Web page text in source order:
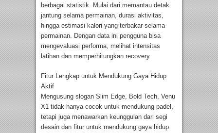
berbagai statistik. Mulai dari memantau detak
jantung selama permainan, durasi aktivitas,
hingga estimasi kalori yang terbakar selama
permainan. Dengan data ini pengguna bisa
mengevaluasi performa, melihat intensitas
latihan dan memperhitungkan recovery.
Fitur Lengkap untuk Mendukung Gaya Hidup
Aktif
Mengusung slogan Slim Edge, Bold Tech, Venu
X1 tidak hanya cocok untuk mendukung padel,
tetapi juga menawarkan keunggulan dari segi
desain dan fitur untuk mendukung gaya hidup